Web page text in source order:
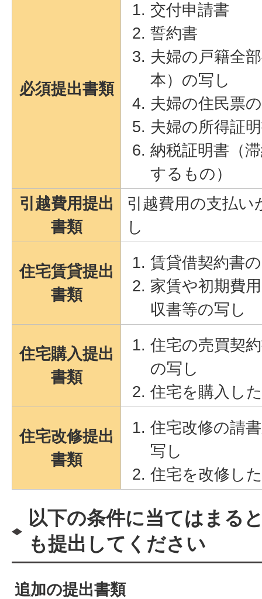
必須提出書類
交付申請書
誓約書
夫婦の戸籍全
本）の写し
夫婦の住民票
夫婦の所得証
納税証明書（
するもの）
引越費用提出
書類
引越費用の支払い
し
住宅賃貸提出
書類
賃貸借契約書
家賃や初期費
収書等の写し
住宅購入提出
書類
住宅の売買契
の写し
住宅を購入し
住宅改修提出
書類
住宅改修の請
写し
住宅を改修し
以下の条件に当てはまる
も提出してください
追加の提出書類